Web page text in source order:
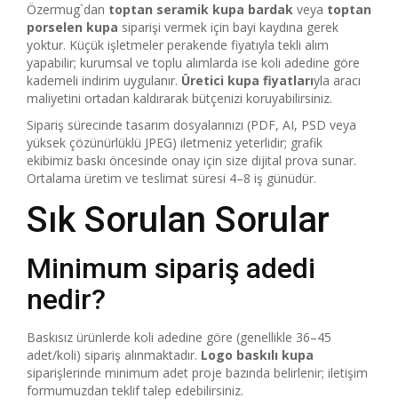
Özermug`dan toptan seramik kupa bardak veya toptan
porselen kupa siparişi vermek için bayi kaydına gerek
yoktur. Küçük işletmeler perakende fiyatıyla tekli alım
yapabilir; kurumsal ve toplu alımlarda ise koli adedine göre
kademeli indirim uygulanır. Üretici kupa fiyatlarıyla aracı
maliyetini ortadan kaldırarak bütçenizi koruyabilirsiniz.
Sipariş sürecinde tasarım dosyalarınızı (PDF, AI, PSD veya
yüksek çözünürlüklü JPEG) iletmeniz yeterlidir; grafik
ekibimiz baskı öncesinde onay için size dijital prova sunar.
Ortalama üretim ve teslimat süresi 4–8 iş günüdür.
Sık Sorulan Sorular
Minimum sipariş adedi
nedir?
Baskısız ürünlerde koli adedine göre (genellikle 36–45
adet/koli) sipariş alınmaktadır. Logo baskılı kupa
siparişlerinde minimum adet proje bazında belirlenir; iletişim
formumuzdan teklif talep edebilirsiniz.